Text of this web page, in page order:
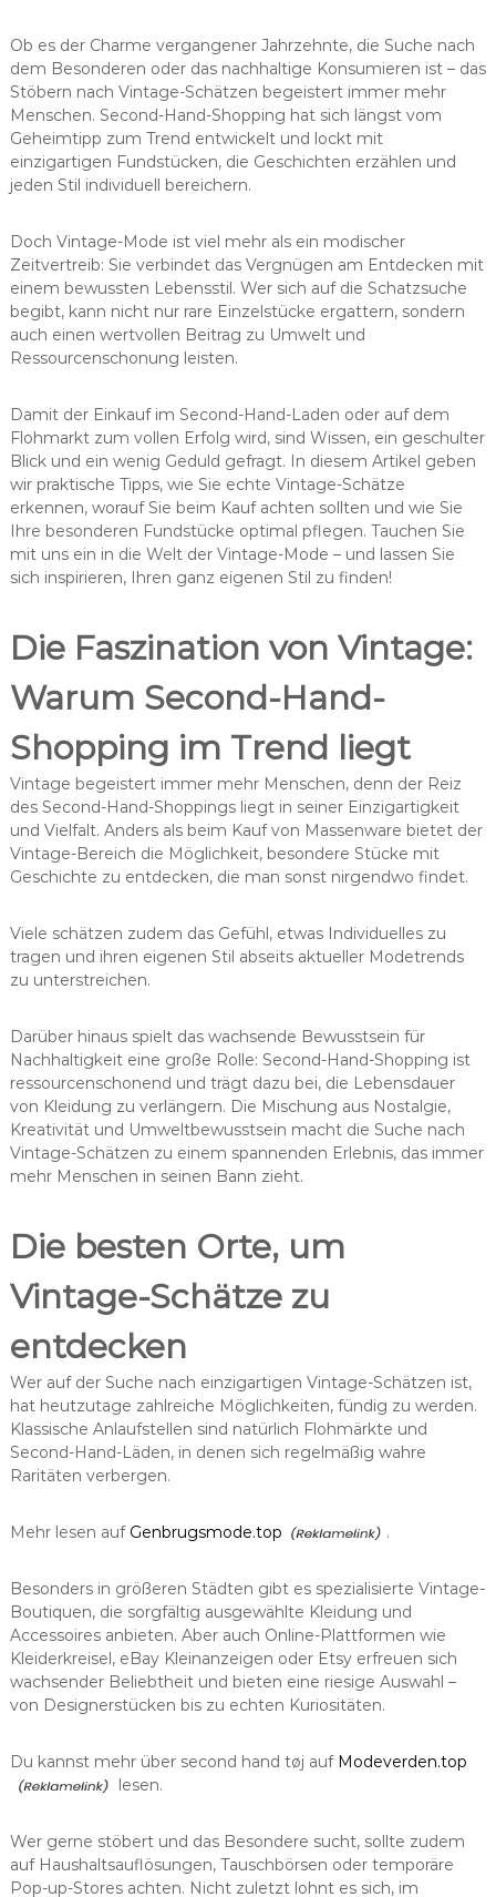
Ob es der Charme vergangener Jahrzehnte, die Suche nach
dem Besonderen oder das nachhaltige Konsumieren ist – das
Stöbern nach Vintage-Schätzen begeistert immer mehr
Menschen. Second-Hand-Shopping hat sich längst vom
Geheimtipp zum Trend entwickelt und lockt mit
einzigartigen Fundstücken, die Geschichten erzählen und
jeden Stil individuell bereichern.
Doch Vintage-Mode ist viel mehr als ein modischer
Zeitvertreib: Sie verbindet das Vergnügen am Entdecken mit
einem bewussten Lebensstil. Wer sich auf die Schatzsuche
begibt, kann nicht nur rare Einzelstücke ergattern, sondern
auch einen wertvollen Beitrag zu Umwelt und
Ressourcenschonung leisten.
Damit der Einkauf im Second-Hand-Laden oder auf dem
Flohmarkt zum vollen Erfolg wird, sind Wissen, ein geschulter
Blick und ein wenig Geduld gefragt. In diesem Artikel geben
wir praktische Tipps, wie Sie echte Vintage-Schätze
erkennen, worauf Sie beim Kauf achten sollten und wie Sie
Ihre besonderen Fundstücke optimal pflegen. Tauchen Sie
mit uns ein in die Welt der Vintage-Mode – und lassen Sie
sich inspirieren, Ihren ganz eigenen Stil zu finden!
Die Faszination von Vintage:
Warum Second-Hand-
Shopping im Trend liegt
Vintage begeistert immer mehr Menschen, denn der Reiz
des Second-Hand-Shoppings liegt in seiner Einzigartigkeit
und Vielfalt. Anders als beim Kauf von Massenware bietet der
Vintage-Bereich die Möglichkeit, besondere Stücke mit
Geschichte zu entdecken, die man sonst nirgendwo findet.
Viele schätzen zudem das Gefühl, etwas Individuelles zu
tragen und ihren eigenen Stil abseits aktueller Modetrends
zu unterstreichen.
Darüber hinaus spielt das wachsende Bewusstsein für
Nachhaltigkeit eine große Rolle: Second-Hand-Shopping ist
ressourcenschonend und trägt dazu bei, die Lebensdauer
von Kleidung zu verlängern. Die Mischung aus Nostalgie,
Kreativität und Umweltbewusstsein macht die Suche nach
Vintage-Schätzen zu einem spannenden Erlebnis, das immer
mehr Menschen in seinen Bann zieht.
Die besten Orte, um
Vintage-Schätze zu
entdecken
Wer auf der Suche nach einzigartigen Vintage-Schätzen ist,
hat heutzutage zahlreiche Möglichkeiten, fündig zu werden.
Klassische Anlaufstellen sind natürlich Flohmärkte und
Second-Hand-Läden, in denen sich regelmäßig wahre
Raritäten verbergen.
Mehr lesen auf Genbrugsmode.top .
Besonders in größeren Städten gibt es spezialisierte Vintage-
Boutiquen, die sorgfältig ausgewählte Kleidung und
Accessoires anbieten. Aber auch Online-Plattformen wie
Kleiderkreisel, eBay Kleinanzeigen oder Etsy erfreuen sich
wachsender Beliebtheit und bieten eine riesige Auswahl –
von Designerstücken bis zu echten Kuriositäten.
Du kannst mehr über second hand tøj auf Modeverden.top
lesen.
Wer gerne stöbert und das Besondere sucht, sollte zudem
auf Haushaltsauflösungen, Tauschbörsen oder temporäre
Pop-up-Stores achten. Nicht zuletzt lohnt es sich, im